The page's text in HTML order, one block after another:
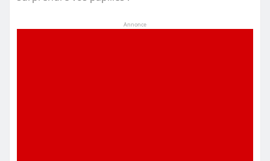
Annonce